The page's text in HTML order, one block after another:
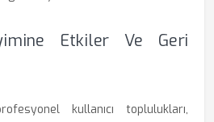
Etkiler Ve Geri
kullanıcı toplulukları,